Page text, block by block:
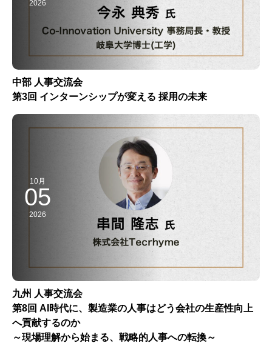
2026
中部 人事交流会
第3回 インターンシップが変える 採用の未来
10月
05
2026
九州 人事交流会
第8回 AI時代に、製造業の人事はどう会社の生産性向上
へ貢献するのか
～現場理解から始まる、戦略的人事への転換～